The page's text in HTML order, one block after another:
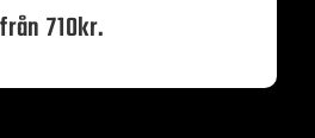
710kr.